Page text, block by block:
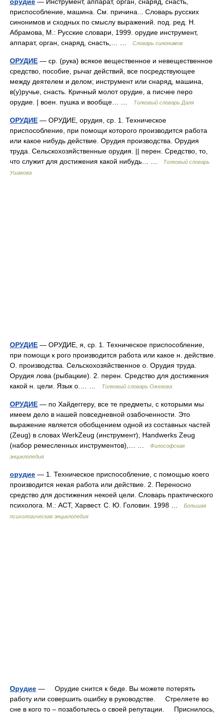
приспособление, машина. См. причина... Словарь русских
синонимов и сходных по смыслу выражений. под. ред. Н.
Абрамова, М.: Русские словари, 1999. орудие инструмент,
аппарат, орган, снаряд, снасть,… …
Словарь синонимов
ОРУДИЕ — ср. (рука) всякое вещественное и невещественное
средство, пособие, рычаг действий, все посредствующее
между деятелем и делом; инструмент или снаряд, машина,
в(у)ручье, снасть. Кричный молот орудие, а писчее перо
орудие. | воен. пушка и вообще… …
Толковый словарь Даля
ОРУДИЕ — ОРУДИЕ, орудия, ср. 1. Техническое
приспособление, при помощи которого производится работа
или какое нибудь действие. Орудия производства. Орудия
труда. Сельскохозяйственные орудия. || перен. Средство, то,
что служит для достижения какой нибудь… …
Толковый словарь
Ушакова
ОРУДИЕ — ОРУДИЕ, я, ср. 1. Техническое приспособление,
при помощи к рого производится работа или какое н. действие.
О. производства. Сельскохозяйственное о. Орудия труда.
Орудия лова (рыбацкие). 2. перен. Средство для достижения
какой н. цели. Язык о.… …
Толковый словарь Ожегова
ОРУДИЕ — по Хайдеггеру, все те предметы, с которыми мы
имеем дело в нашей повседневной озабоченности. Это
выражение является обобщением одной из составных частей
(Zeug) в словах WerkZeug (инструмент), Handwerks Zeug
(набор ремесленных инструментов),… …
Философская
энциклопедия
орудие — 1. Техническое приспособление, с помощью коего
производится некая работа или действие. 2. Переносно
средство для достижения некоей цели. Словарь практического
психолога. М.: АСТ, Харвест. С. Ю. Головин. 1998 …
Большая
психологическая энциклопедия
Орудие — Орудие снится к беде. Вы можете потерять
работу или совершить ошибку в руководстве. Стреляете во
сне в кого то – позаботьтесь о своей репутации. Приснилось,